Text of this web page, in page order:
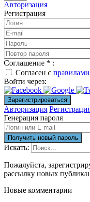
Авторизация
Регистрация
Соглашение * :
Согласен с правилами
Войти через:
Авторизация
Генерация пароля
Искать:
Пожалуйста,
рассылку новых
Новые комментарии